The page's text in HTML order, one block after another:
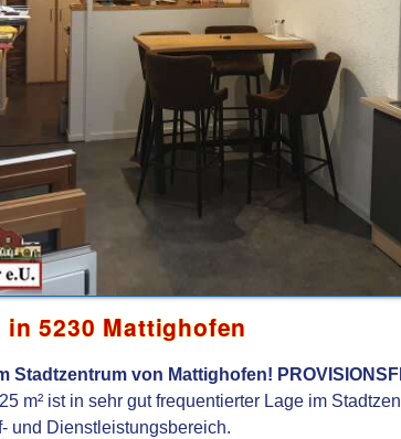
5230 Mattighofen
Stadtzentrum von Mattighofen!
m² ist in sehr gut frequentierter Lage im
und Dienstleistungsbereich.